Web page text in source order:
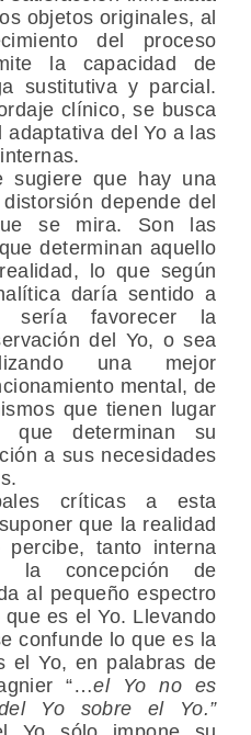
objetos originales, al
del proceso
la capacidad de
sustitutiva y parcial.
clínico, se busca
del Yo a las
sugiere que hay una
depende del
se mira. Son las
determinan aquello
lo que según
daría sentido a
sería favorecer la
del Yo, o sea
una mejor
mental, de
que tienen lugar
determinan su
a sus necesidades
críticas a esta
que la realidad
tanto interna
la concepción de
al pequeño espectro
es el Yo. Llevando
confunde lo que es la
el Yo, en palabras de
“…el Yo no es
Yo sobre el Yo.”